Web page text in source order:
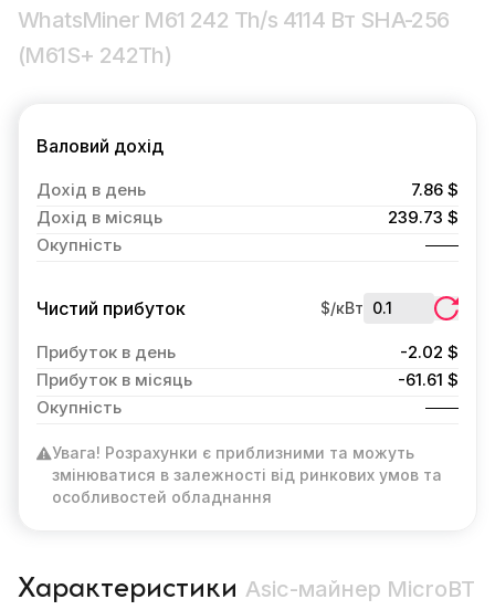
WhatsMiner M61 242 Th/s 4114 Вт SHA-256
(M61S+ 242Th)
Валовий дохід
Дохід в день
7.86 $
Дохід в місяць
239.73 $
Окупність
Чистий прибуток $/кВт
Прибуток в день
-2.02 $
Прибуток в місяць
-61.61 $
Окупність
Увага! Розрахунки є приблизними та можуть
змінюватися в залежності від ринкових умов та
особливостей обладнання
Характеристики Asic-майнер MicroBT